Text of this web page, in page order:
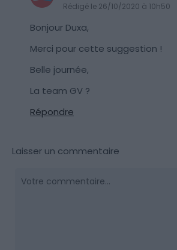
Rédigé le 26/10/2020 à 10h50
Bonjour Duxa,
Merci pour cette suggestion !
Belle journée,
La team GV ?
Répondre
Laisser un commentaire